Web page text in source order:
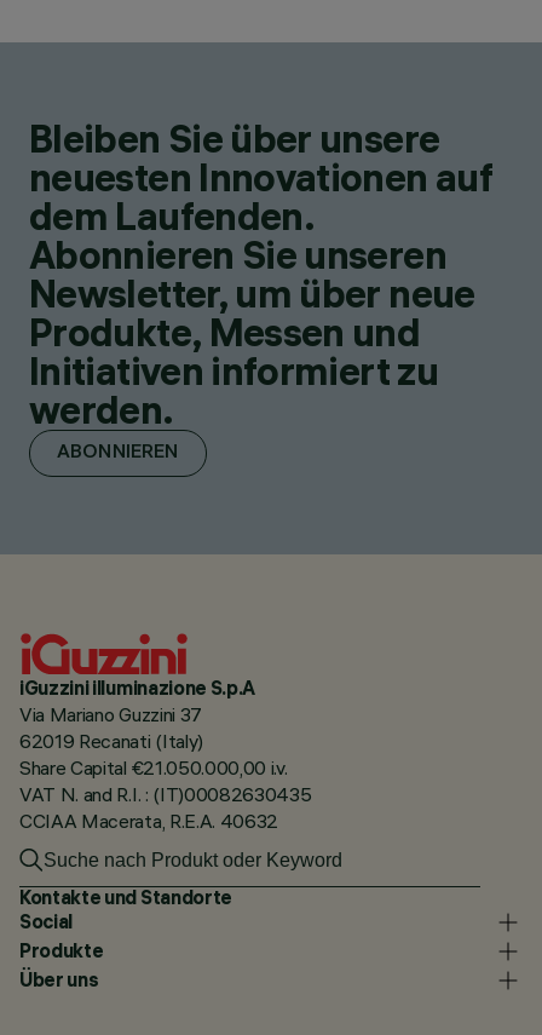
Bleiben Sie über unsere
neuesten Innovationen auf
dem Laufenden.
Abonnieren Sie unseren
Newsletter, um über neue
Produkte, Messen und
Initiativen informiert zu
werden.
ABONNIEREN
iGuzzini illuminazione S.p.A
Via Mariano Guzzini 37
62019 Recanati (Italy)
Share Capital €21.050.000,00 i.v.
VAT N. and R.I. : (IT)00082630435
CCIAA Macerata, R.E.A. 40632
Kontakte und Standorte
Social
Produkte
Über uns